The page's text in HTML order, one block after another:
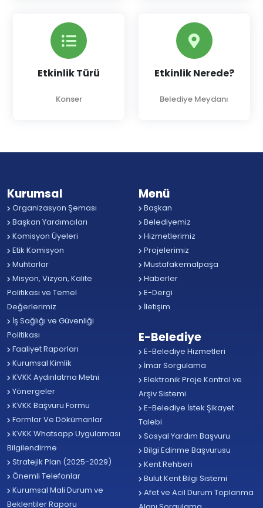
Etkinlik Türü
Konser
Etkinlik Nerede?
Belediye Meydanı
Kurumsal
Organizasyon Şeması
Başkan Yardımcıları
Komisyon Üyeleri
Etik Komisyon
Muhtarlar
Misyon, Vizyon, Kalite
Politikası ve Temel
Değerlerimiz
İş Sağlığı ve Güvenliği
Politikası
Faaliyet Raporları
Kurumsal Kimlik
KVKK Aydınlatma Metni
Yönergeler
KVKK Başvuru Formu
Formlar Ve Dökümanlar
KVKK Whatsapp Uygulaması
Bilgilendirme
Stratejik Plan (2025-2029)
Önemli Telefonlar
Kurumsal Mali Durum ve
Beklentiler Raporu
Menü
Başkan
Belediyemiz
Hizmetlerimiz
Projelerimiz
Mustafakemalpaşa
Haberler
E-Dergi
İletişim
E-Belediye
E-Belediye Hizmetleri
İmar Sorgulama
Elektronik Proje Kontrol ve
Arşiv Sistemi
E-Belediye İstek Şikayet
Talebi
Sosyal Yardım Başvuru
Bilgi Edinme Başvurusu
Kent Rehberi
Bulut Kent Bilgi Sistemi
Afet ve Acil Durum Toplanma